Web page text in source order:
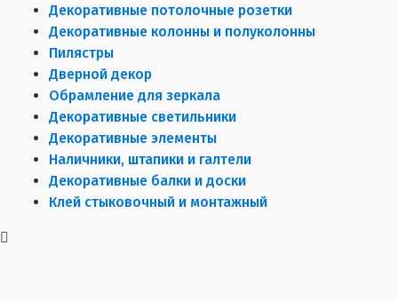
Декоративные потолочные розетки
Декоративные колонны и полуколонны
Пилястры
Дверной декор
Обрамление для зеркала
Декоративные светильники
Декоративные элементы
Наличники, штапики и галтели
Декоративные балки и доски
Клей стыковочный и монтажный